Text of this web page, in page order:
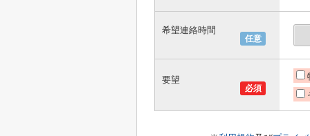
任意
希望連絡時間
必須
要望